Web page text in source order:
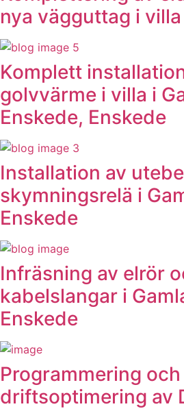
nya vägguttag i villa
Komplett
golvvärme i villa i
Enskede, Enskede
Installation av
skymningsrelä i
Enskede
Infräsning av elrör
kabelslangar i
Enskede
Programmering och
driftsoptimering av